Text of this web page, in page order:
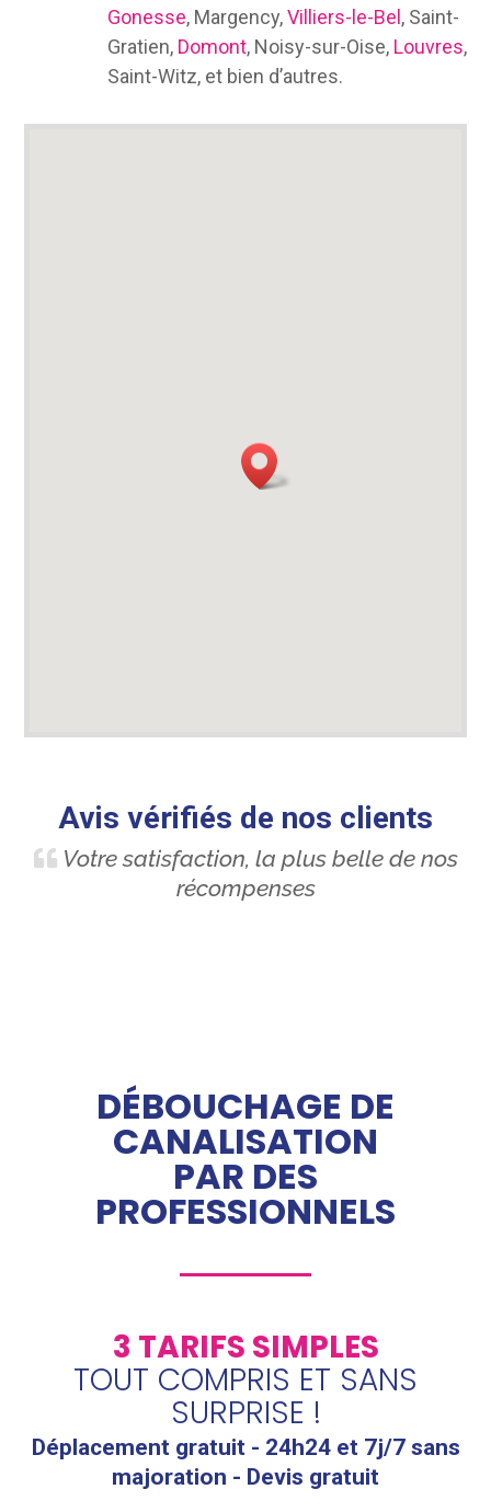
Gonesse, Margency,Villiers-le-Bel , Saint-
Gratien, Domont, Noisy-sur-Oise, Louvres,
Saint-Witz, et bien d’autres.
Avis vérifiés de nos clients
Votre satisfaction, la plus belle de nos
récompenses
DÉBOUCHAGE DE
CANALISATION
PAR DES
PROFESSIONNELS
3 TARIFS SIMPLES
TOUT COMPRIS ET SANS
SURPRISE !
Déplacement gratuit - 24h24 et 7j/7 sans
majoration - Devis gratuit